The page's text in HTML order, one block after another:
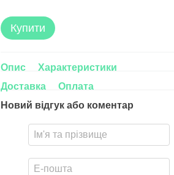
Купити
Опис
Характеристики
Доставка
Оплата
Новий відгук або коментар